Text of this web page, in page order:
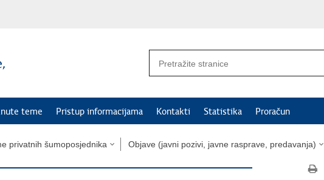
teme Pristup informacijama Kontakti Statistika Proračun
privatnih šumoposjednika Objave (javni pozivi, javne rasprave, predavanja)